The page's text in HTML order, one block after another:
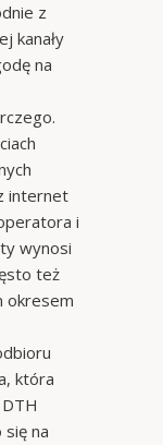
z
kanały
na
internet
i
wynosi
też
okresem
która
na